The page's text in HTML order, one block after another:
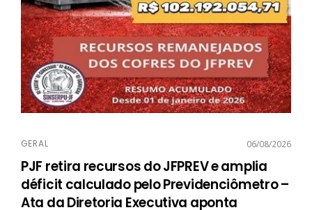
GERAL 06/08/2026
PJF retira recursos do JFPREV e amplia
déficit calculado pelo Previdenciômetro –
Ata da Diretoria Executiva aponta